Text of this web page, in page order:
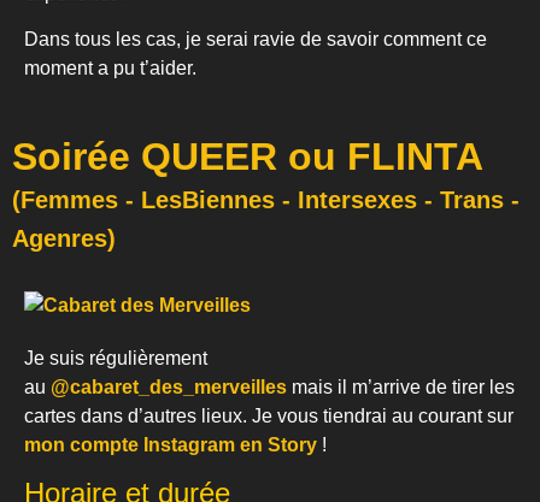
Dans tous les cas, je serai ravie de savoir comment ce
moment a pu t’aider.
Soirée QUEER ou FLINTA
(Femmes - LesBiennes - Intersexes - Trans -
Agenres)
Je suis régulièrement
au @cabaret_des_merveilles mais il m’arrive de tirer les
cartes dans d’autres lieux. Je vous tiendrai au courant sur
mon compte Instagram en Story !
Horaire et durée